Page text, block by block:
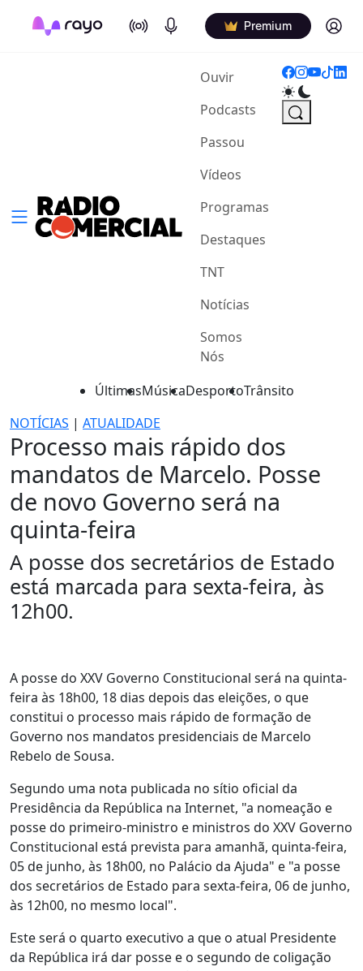
On Air Podcasts Premium Log in
Ouvir(current)
Podcasts
Passou
Vídeos
Programas
Destaques
TNT
Notícias
Somos
Nós
ÚltimasMúsicaDesportoTrânsito
NOTÍCIAS | ATUALIDADE
Processo mais rápido dos
mandatos de Marcelo. Posse
de novo Governo será na
quinta-feira
A posse dos secretários de Estado
está marcada para sexta-feira, às
12h00.
A posse do XXV Governo Constitucional será na quinta-
feira às 18h00, 18 dias depois das eleições, o que
constitui o processo mais rápido de formação de
Governo nos mandatos presidenciais de Marcelo
Rebelo de Sousa.
Segundo uma nota publicada no sítio oficial da
Presidência da República na Internet, "a nomeação e
posse do primeiro-ministro e ministros do XXV Governo
Constitucional está prevista para amanhã, quinta-feira,
05 de junho, às 18h00, no Palácio da Ajuda" e "a posse
dos secretários de Estado para sexta-feira, 06 de junho,
às 12h00, no mesmo local".
Este será o quarto executivo a que o atual Presidente
da República irá dar posse e o segundo de coligação